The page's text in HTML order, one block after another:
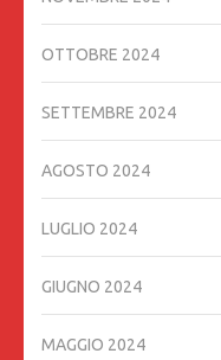
OTTOBRE 2024
SETTEMBRE 2024
AGOSTO 2024
LUGLIO 2024
GIUGNO 2024
MAGGIO 2024